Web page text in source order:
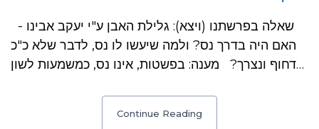
האם היה בדרך נס? ולמה שיעשו לו נס, לדבר שלא כ"כ
דחוף ונצרך? מענה: בפשטות, אינו נס, כמשמעות לשון…
Continue Reading